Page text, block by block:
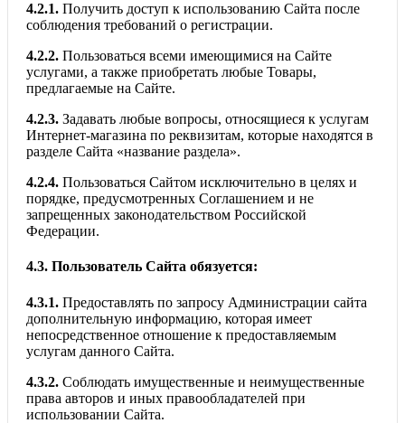
4.2.1. Получить доступ к использованию Сайта после
соблюдения требований о регистрации.
4.2.2. Пользоваться всеми имеющимися на Сайте
услугами, а также приобретать любые Товары,
предлагаемые на Сайте.
4.2.3. Задавать любые вопросы, относящиеся к услугам
Интернет-магазина по реквизитам, которые находятся в
разделе Сайта «название раздела».
4.2.4. Пользоваться Сайтом исключительно в целях и
порядке, предусмотренных Соглашением и не
запрещенных законодательством Российской
Федерации.
4.3. Пользователь Сайта обязуется:
4.3.1. Предоставлять по запросу Администрации сайта
дополнительную информацию, которая имеет
непосредственное отношение к предоставляемым
услугам данного Сайта.
4.3.2. Соблюдать имущественные и неимущественные
права авторов и иных правообладателей при
использовании Сайта.